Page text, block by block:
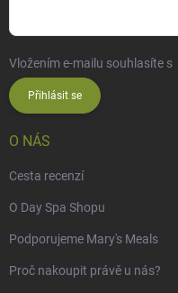
Vložením e-mailu souhlasíte s
Přihlásit se
O NÁS
Cesta recenzí
O Day Spa Shopu
Podporujeme Mary's Meals
Proč nakoupit právě u nás?